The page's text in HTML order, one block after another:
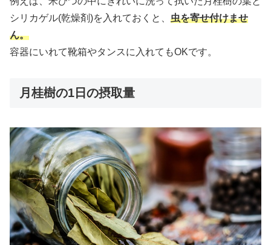
シリカゲル(乾燥剤)を入れておくと、 虫を寄せ付けませ
ん。
容器にいれて靴箱やタンスに入れてもOKです。
月桂樹の1日の摂取量